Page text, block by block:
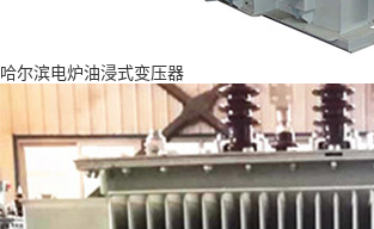
哈尔滨电炉油浸式变压器